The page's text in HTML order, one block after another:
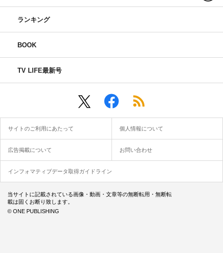
ランキング
BOOK
TV LIFE最新号
サイトのご利用にあたって 個人情報について
広告掲載について お問い合わせ
インフォマティブデータ取得ガイドライン
当サイトに記載されている画像・動画・文章等の無断転用・無断転
載は固くお断り致します。
© ONE PUBLISHING